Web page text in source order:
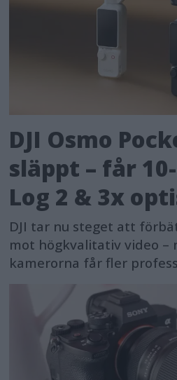
DJI Osmo
släppt – får
Log 2 & 3x
DJI tar nu steget att
mot högkvalitativ video –
kamerorna får fler